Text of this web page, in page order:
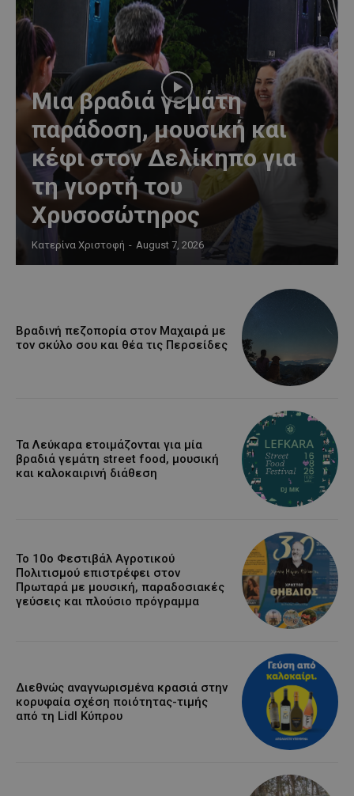
Μια βραδιά γεμάτη
παράδοση, μουσική και
κέφι στον Δελίκηπο για
τη γιορτή του
Χρυσοσώτηρος
Κατερίνα Χριστοφή - August 7, 2026
Βραδινή πεζοπορία στον Μαχαιρά με
τον σκύλο σου και θέα τις Περσείδες
Τα Λεύκαρα ετοιμάζονται για μία
βραδιά γεμάτη street food, μουσική
και καλοκαιρινή διάθεση
Το 10ο Φεστιβάλ Αγροτικού
Πολιτισμού επιστρέφει στον
Πρωταρά με μουσική, παραδοσιακές
γεύσεις και πλούσιο πρόγραμμα
Διεθνώς αναγνωρισμένα κρασιά στην
κορυφαία σχέση ποιότητας-τιμής
από τη Lidl Κύπρου